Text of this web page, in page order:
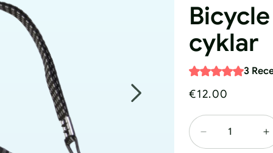
cyklar
3
Ordinarie
€12.00
Minska